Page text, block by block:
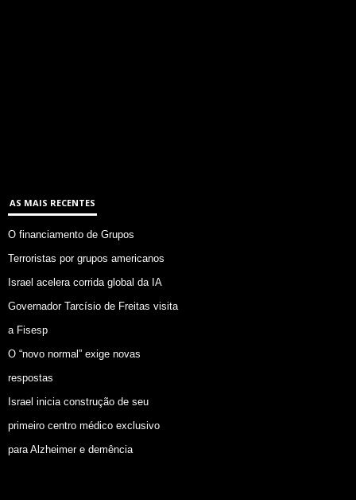
AS MAIS RECENTES
O financiamento de Grupos
Terroristas por grupos americanos
Israel acelera corrida global da IA
Governador Tarcísio de Freitas visita
a Fisesp
O “novo normal” exige novas
respostas
Israel inicia construção de seu
primeiro centro médico exclusivo
para Alzheimer e demência